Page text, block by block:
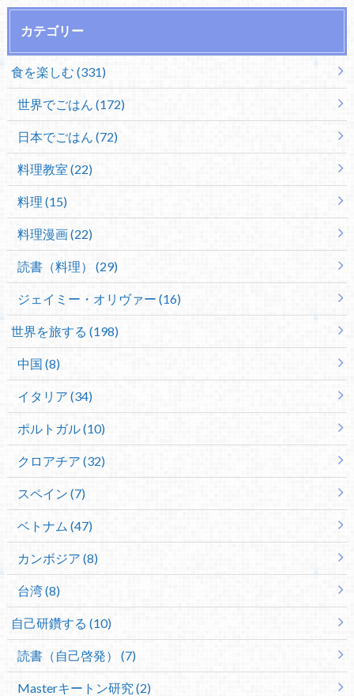
カテゴリー
食を楽しむ (331)
世界でごはん (172)
日本でごはん (72)
料理教室 (22)
料理 (15)
料理漫画 (22)
読書（料理） (29)
ジェイミー・オリヴァー (16)
世界を旅する (198)
中国 (8)
イタリア (34)
ポルトガル (10)
クロアチア (32)
スペイン (7)
ベトナム (47)
カンボジア (8)
台湾 (8)
自己研鑽する (10)
読書（自己啓発） (7)
Masterキートン研究 (2)